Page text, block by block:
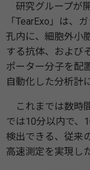
研究グループが
「TearExo」は、
孔内に、細胞外⼩
する抗体、および
ポーター分⼦を配
⾃動化した分析計
これまでは数時
では10分以内で、
検出できる、従来
⾼速測定を実現した